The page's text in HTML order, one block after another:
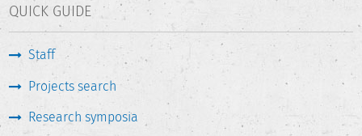
QUICK GUIDE
Staff
Projects search
Research symposia